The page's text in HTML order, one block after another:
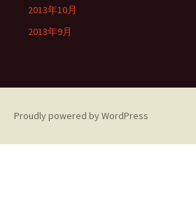
2013年10月
2013年9月
Proudly powered by WordPress